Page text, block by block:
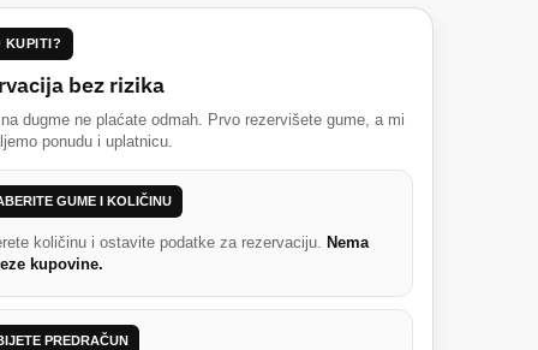
KUPITI?
bez rizika
dugme ne plaćate odmah. Prvo rezervišete gume, a mi
ponudu i uplatnicu.
GUME I KOLIČINU
količinu i ostavite podatke za rezervaciju.
Nema
kupovine.
PREDRAČUN